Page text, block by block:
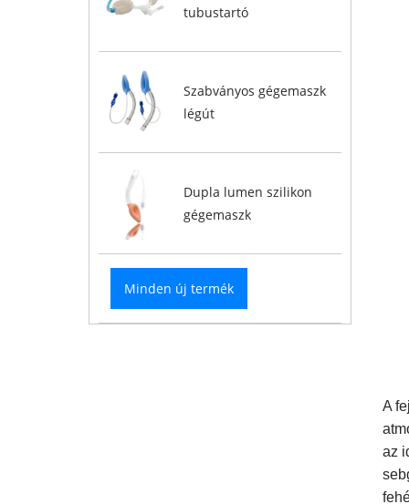
tubustartó
Szabványos gégemaszk
légút
Dupla lumen szilikon
gégemaszk
Minden új termék
A
az